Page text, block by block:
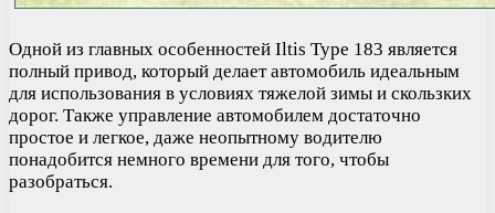
Одной из главных особенностей Iltis Type 183 является
полный привод, который делает автомобиль идеальным
для использования в условиях тяжелой зимы и скользких
дорог. Также управление автомобилем достаточно
простое и легкое, даже неопытному водителю
понадобится немного времени для того, чтобы
разобраться.